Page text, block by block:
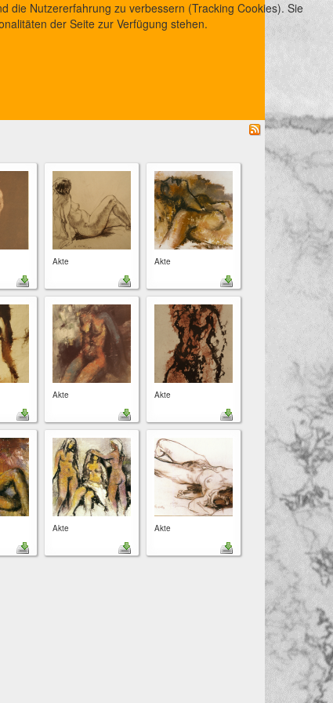
Akte Akte
Akte Akte
Akte Akte
die Nutzererfahrung zu verbessern (Tracking Cookies). Sie
der Seite zur Verfügung stehen.